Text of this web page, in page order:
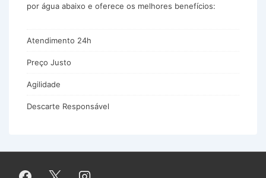
por água abaixo e oferece os melhores benefícios:
Atendimento 24h
Preço Justo
Agilidade
Descarte Responsável